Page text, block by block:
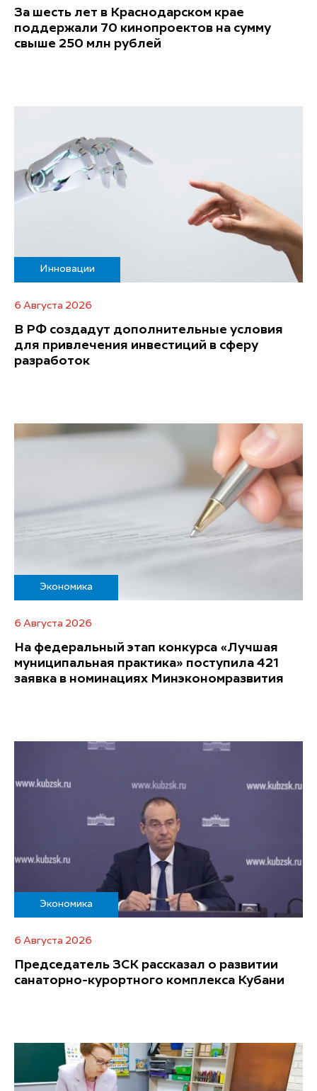
За шесть лет в Краснодарском крае
поддержали 70 кинопроектов на сумму
свыше 250 млн рублей
Инновации
6 Августа 2026
В РФ создадут дополнительные условия
для привлечения инвестиций в сферу
разработок
Экономика
6 Августа 2026
На федеральный этап конкурса «Лучшая
муниципальная практика» поступила 421
заявка в номинациях Минэкономразвития
Экономика
6 Августа 2026
Председатель ЗСК рассказал о развитии
санаторно-курортного комплекса Кубани